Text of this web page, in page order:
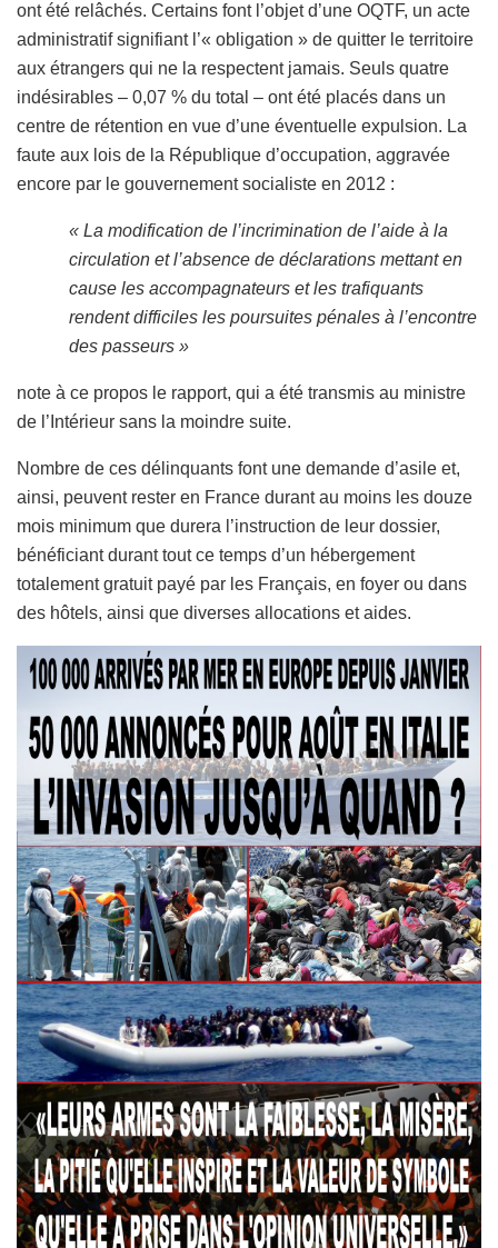
ont été relâchés. Certains font l’objet d’une OQTF, un acte
administratif signifiant l’« obligation » de quitter le territoire
aux étrangers qui ne la respectent jamais. Seuls quatre
indésirables – 0,07 % du total – ont été placés dans un
centre de rétention en vue d’une éventuelle expulsion. La
faute aux lois de la République d’occupation, aggravée
encore par le gouvernement socialiste en 2012 :
« La modification de l’incrimination de l’aide à la
circulation et l’absence de déclarations mettant en
cause les accompagnateurs et les trafiquants
rendent difficiles les poursuites pénales à l’encontre
des passeurs »
note à ce propos le rapport, qui a été transmis au ministre
de l’Intérieur sans la moindre suite.
Nombre de ces délinquants font une demande d’asile et,
ainsi, peuvent rester en France durant au moins les douze
mois minimum que durera l’instruction de leur dossier,
bénéficiant durant tout ce temps d’un hébergement
totalement gratuit payé par les Français, en foyer ou dans
des hôtels, ainsi que diverses allocations et aides.